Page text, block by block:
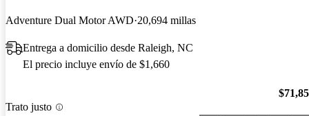
Adventure Dual Motor AWD 20,694 millas
Entrega a domicilio desde Raleigh, NC
El precio incluye envío de $1,660
Trato justo